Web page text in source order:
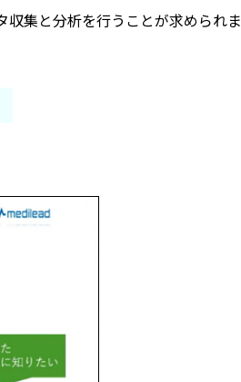
集と分析を行うことが求められま